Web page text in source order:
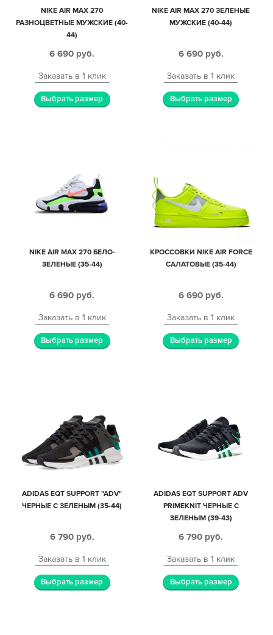
NIKE AIR MAX 270
РАЗНОЦВЕТНЫЕ МУЖСКИЕ (40-
44)
6 690 руб.
Заказать в 1 клик
Выбрать размер
NIKE AIR MAX 270 ЗЕЛЕНЫЕ
МУЖСКИЕ (40-44)
6 690 руб.
Заказать в 1 клик
Выбрать размер
NIKE AIR MAX 270 БЕЛО-
ЗЕЛЕНЫЕ (35-44)
6 690 руб.
Заказать в 1 клик
Выбрать размер
КРОССОВКИ NIKE AIR FORCE
САЛАТОВЫЕ (35-44)
6 690 руб.
Заказать в 1 клик
Выбрать размер
ADIDAS EQT SUPPORT "ADV"
ЧЕРНЫЕ С ЗЕЛЕНЫМ (35-44)
6 790 руб.
Заказать в 1 клик
Выбрать размер
ADIDAS EQT SUPPORT ADV
PRIMEKNIT ЧЕРНЫЕ С
ЗЕЛЕНЫМ (39-43)
6 790 руб.
Заказать в 1 клик
Выбрать размер